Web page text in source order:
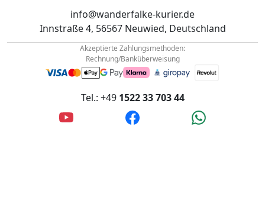
Tel.: +491522 33 703 44